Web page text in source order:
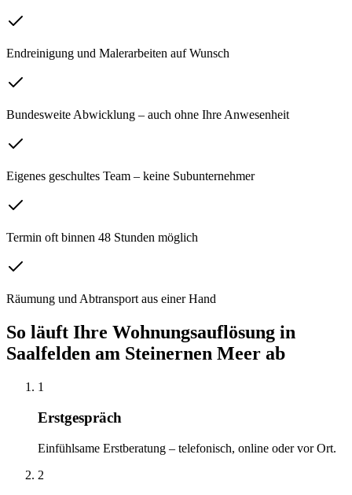
Endreinigung und Malerarbeiten auf Wunsch
Bundesweite Abwicklung – auch ohne Ihre Anwesenheit
Eigenes geschultes Team – keine Subunternehmer
Termin oft binnen 48 Stunden möglich
Räumung und Abtransport aus einer Hand
So läuft Ihre Wohnungsauflösung in
Saalfelden am Steinernen Meer ab
1
Erstgespräch
Einfühlsame Erstberatung – telefonisch, online oder vor Ort.
2